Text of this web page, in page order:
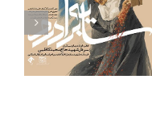
آب زنید راه را